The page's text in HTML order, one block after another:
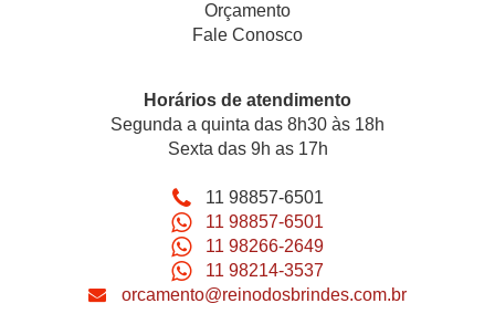
Orçamento
Fale Conosco
Horários de atendimento
Segunda a quinta das 8h30 às 18h
Sexta das 9h as 17h
11 98857-6501
11 98857-6501
11 98266-2649
11 98214-3537
orcamento@reinodosbrindes.com.br